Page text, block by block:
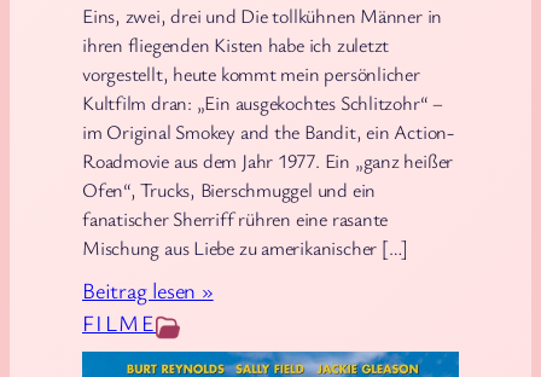
a
s
E
r
w
a
c
h
e
d
FILME
Eins, zwei, drei und Die tollkühnen Männer in
ihren fliegenden Kisten habe ich zuletzt
vorgestellt, heute kommt mein persönlicher
Kultfilm dran: „Ein ausgekochtes Schlitzohr“ –
im Original Smokey and the Bandit, ein Action-
Roadmovie aus dem Jahr 1977. Ein „ganz heißer
Ofen“, Trucks, Bierschmuggel und ein
fanatischer Sherriff rühren eine rasante
Mischung aus Liebe zu amerikanischer […]
Beitrag lesen »:
i